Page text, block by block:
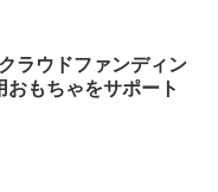
ラウドファンディン
おもちゃをサポート